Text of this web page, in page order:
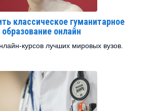
классическое гуманитарное
образование онлайн
курсов лучших мировых вузов.